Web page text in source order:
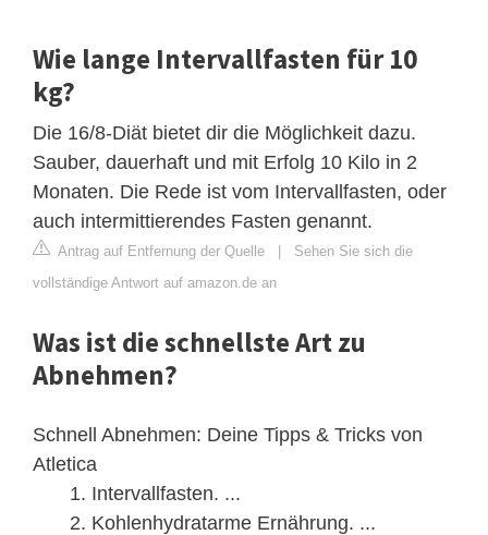
Wie lange Intervallfasten für 10
kg?
Die 16/8-Diät bietet dir die Möglichkeit dazu.
Sauber, dauerhaft und mit Erfolg 10 Kilo in 2
Monaten. Die Rede ist vom Intervallfasten, oder
auch intermittierendes Fasten genannt.
Antrag auf Entfernung der Quelle | Sehen Sie sich die
vollständige Antwort auf amazon.de an
Was ist die schnellste Art zu
Abnehmen?
Schnell Abnehmen: Deine Tipps & Tricks von
Atletica
Intervallfasten. ...
Kohlenhydratarme Ernährung. ...